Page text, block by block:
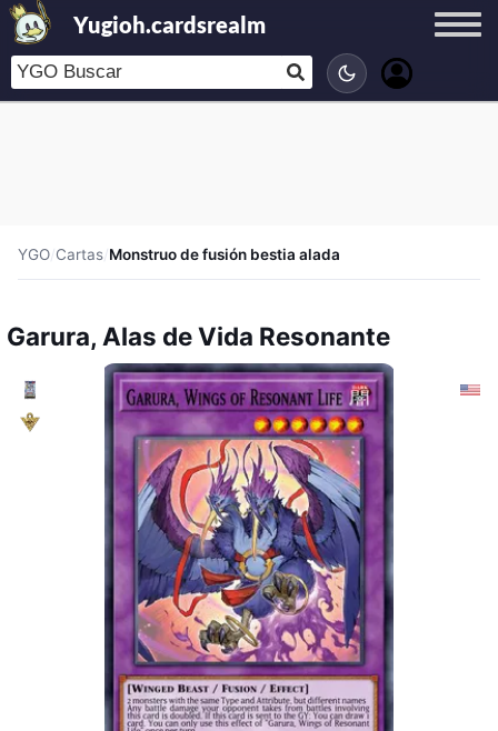
Yugioh.cardsrealm
YGO/Cartas/Monstruo de fusión bestia alada
Garura, Alas de Vida Resonante